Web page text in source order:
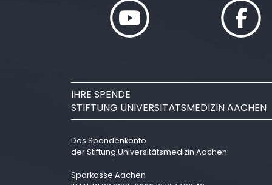
IHRE SPENDE
STIFTUNG UNIVERSITÄTSMEDIZIN AACHEN
Das Spendenkonto
der Stiftung Universitätsmedizin Aachen:
Sparkasse Aachen